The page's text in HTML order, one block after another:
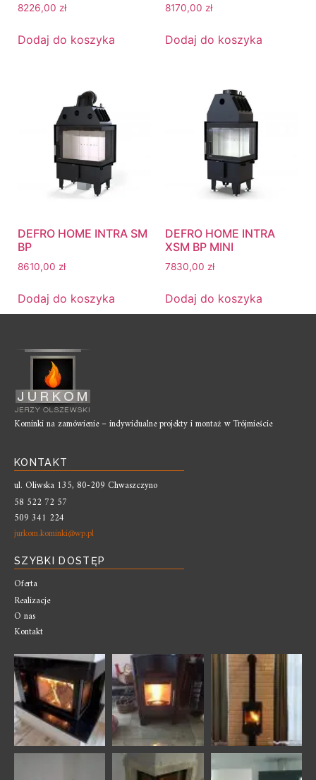
8226,00 zł
Dodaj do koszyka
8170,00 zł
Dodaj do koszyka
DEFRO HOME INTRA SM
BP
8610,00 zł
Dodaj do koszyka
DEFRO HOME INTRA
XSM BP MINI
7830,00 zł
Dodaj do koszyka
Kominki na zamówienie – indywidualne projekty i montaż w Trójmieście
KONTAKT
ul. Oliwska 135, 80-209 Chwaszczyno
58 522 72 57
509 341 224
jurkom.kominki@wp.pl
SZYBKI DOSTĘP
Oferta
Realizacje
O nas
Kontakt